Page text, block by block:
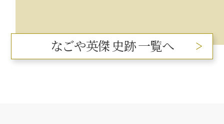
なごや英傑 史跡 一覧へ